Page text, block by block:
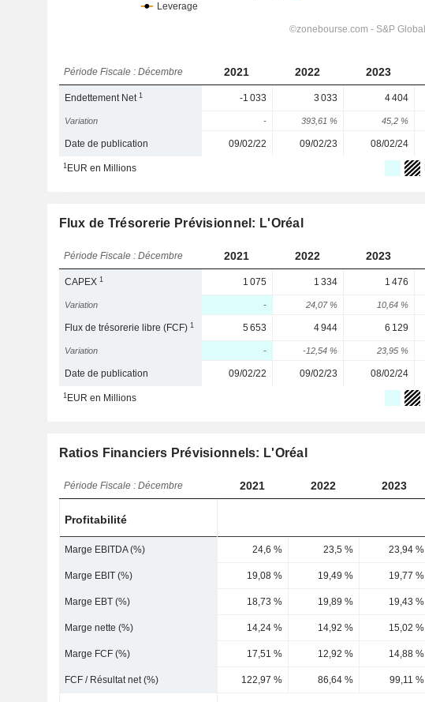
Période Fiscale : Décembre 2021 2022 2023
Endettement Net1 -1 033 3 033 4 404
Variation - 393,61 % 45,2 %
Date de publication 09/02/22 09/02/23 08/02/24
1EUR en Millions
Flux de Trésorerie Prévisionnel: L'Oréal
Période Fiscale : Décembre 2021 2022 2023
CAPEX1 1 075 1 334 1 476
Variation - 24,07 % 10,64 %
Flux de trésorerie libre (FCF)1 5 653 4 944 6 129
Variation - -12,54 % 23,95 %
Date de publication 09/02/22 09/02/23 08/02/24
1EUR en Millions
Ratios Financiers Prévisionnels: L'Oréal
Période Fiscale : Décembre 2021 2022 2023
Profitabilité
Marge EBITDA (%) 24,6 % 23,5 % 23,94 %
Marge EBIT (%) 19,08 % 19,49 % 19,77 %
Marge EBT (%) 18,73 % 19,89 % 19,43 %
Marge nette (%) 14,24 % 14,92 % 15,02 %
Marge FCF (%) 17,51 % 12,92 % 14,88 %
FCF / Résultat net (%) 122,97 % 86,64 % 99,11 %